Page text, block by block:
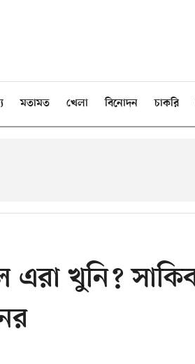
মতামত খেলা বিনোদন চাকরি
এরা খুনি?